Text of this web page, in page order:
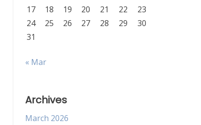
17
18 19 20 21 22
23
24
25 26 27 28 29
30
31
« Mar
Archives
March 2026